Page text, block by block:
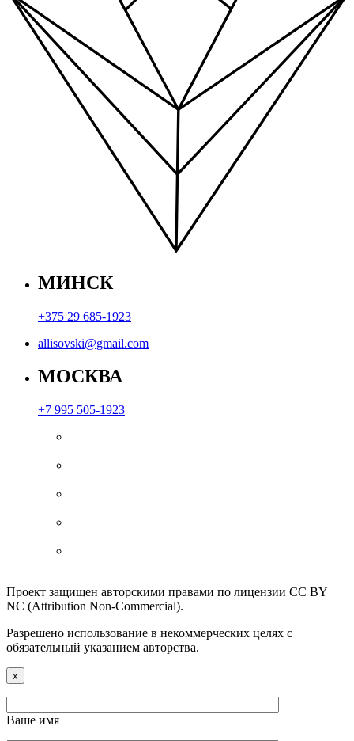
МИНСК
+375 29 685-1923
allisovski@gmail.com
МОСКВА
+7 995 505-1923
Проект защищен авторскими правами по лицензии CC BY
NC (Attribution Non-Commercial).
Разрешено использование в некоммерческих целях с
обязательный указанием авторства.
x
Ваше имя